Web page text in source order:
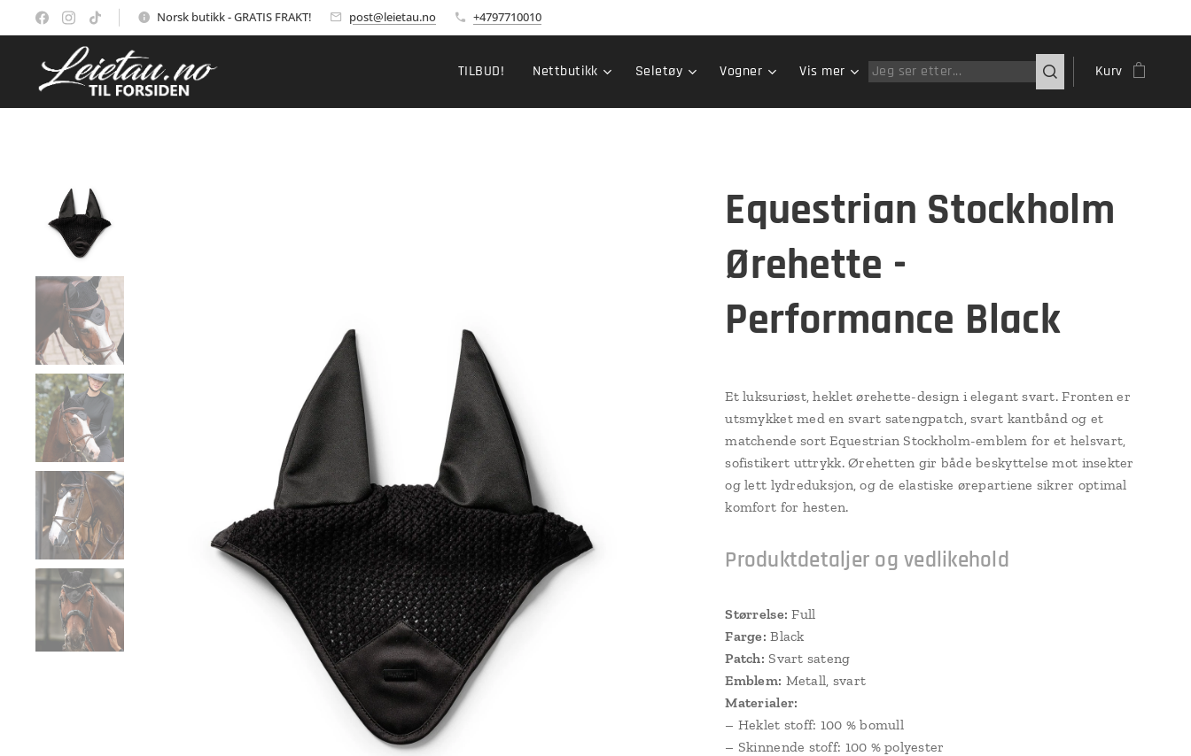
Norsk butikk - GRATIS FRAKT! post@leietau.no +4797710010
TILBUD! Nettbutikk Seletøy Vogner Vis mer Kurv
Equestrian Stockholm
Ørehette -
Performance Black
Et luksuriøst, heklet ørehette-design i elegant svart. Fronten er
utsmykket med en svart satengpatch, svart kantbånd og et
matchende sort Equestrian Stockholm-emblem for et helsvart,
sofistikert uttrykk. Ørehetten gir både beskyttelse mot insekter
og lett lydreduksjon, og de elastiske ørepartiene sikrer optimal
komfort for hesten.
Produktdetaljer og vedlikehold
Størrelse: Full
Farge: Black
Patch: Svart sateng
Emblem: Metall, svart
Materialer:
– Heklet stoff: 100 % bomull
– Skinnende stoff: 100 % polyester